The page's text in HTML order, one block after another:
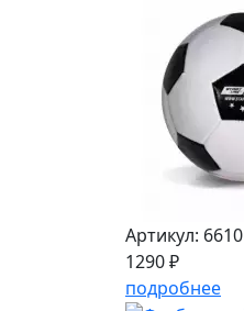
Артикул: 6610
1290 ₽
подробнее